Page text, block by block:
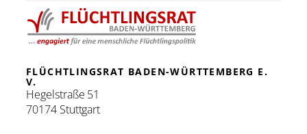
FLÜCHTLINGSRAT BADEN-WÜRTTEMBERG E.
V.
Hegelstraße 51
70174 Stuttgart